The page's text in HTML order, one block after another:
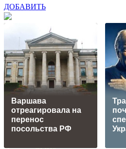
ДОБАВИТЬ
Варшава
отреагировала на
перенос
посольства РФ